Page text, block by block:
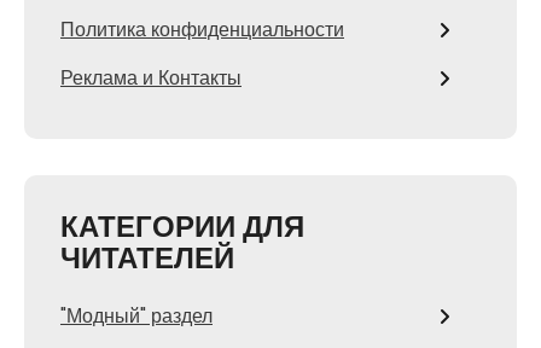
Политика конфиденциальности
Реклама и Контакты
КАТЕГОРИИ ДЛЯ
ЧИТАТЕЛЕЙ
"Модный" раздел